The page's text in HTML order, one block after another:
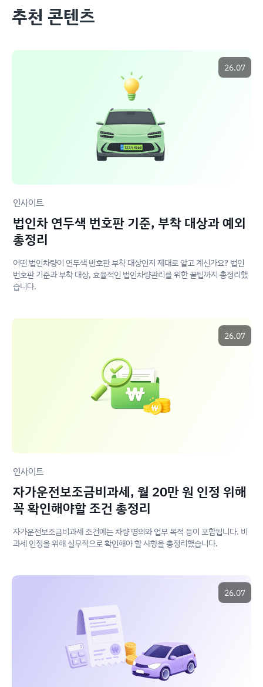
추천 콘텐츠
26.07
인사이트
법인차 연두색 번호판 기준, 부착 대상과 예외
총정리
어떤 법인차량이 연두색 번호판 부착 대상인지 제대로 알고 계신가요? 법인
번호판 기준과 부착 대상, 효율적인 법인차량관리를 위한 꿀팁까지 총정리했
습니다.
26.07
인사이트
자가운전보조금비과세, 월 20만 원 인정 위해
꼭 확인해야할 조건 총정리
자가운전보조금비과세 조건에는 차량 명의와 업무 목적 등이 포함됩니다. 비
과세 인정을 위해 실무적으로 확인해야 할 사항을 총정리했습니다.
26.07